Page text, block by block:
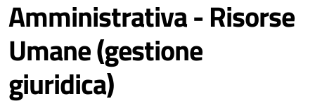
Amministrativa - Risorse
Umane (gestione
giuridica)